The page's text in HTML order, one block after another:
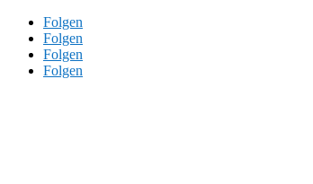
Folgen
Folgen
Folgen
Folgen